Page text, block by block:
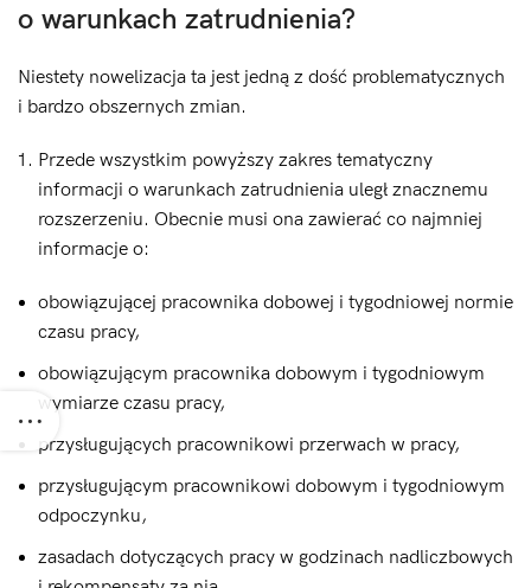
o warunkach zatrudnienia?
Niestety nowelizacja ta jest jedną z dość problematycznych
i bardzo obszernych zmian.
Przede wszystkim powyższy zakres tematyczny
informacji o warunkach zatrudnienia uległ znacznemu
rozszerzeniu. Obecnie musi ona zawierać co najmniej
informacje o:
obowiązującej pracownika dobowej i tygodniowej normie
czasu pracy,
obowiązującym pracownika dobowym i tygodniowym
wymiarze czasu pracy,
przysługujących pracownikowi przerwach w pracy,
przysługującym pracownikowi dobowym i tygodniowym
odpoczynku,
zasadach dotyczących pracy w godzinach nadliczbowych